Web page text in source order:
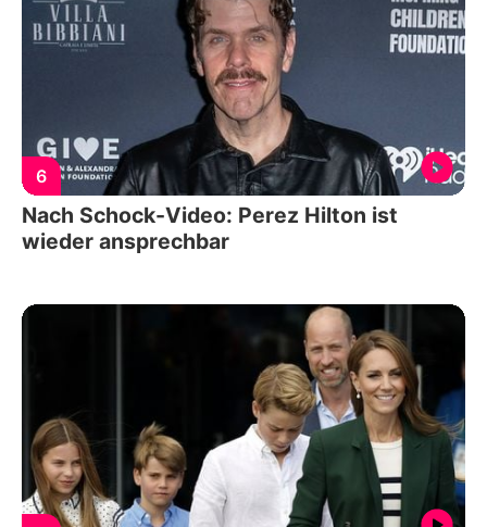
6
Nach Schock-Video: Perez Hilton ist
wieder ansprechbar